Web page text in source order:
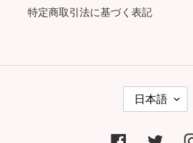
特定商取引法に基づく表記
日本語
FacebookTwitter